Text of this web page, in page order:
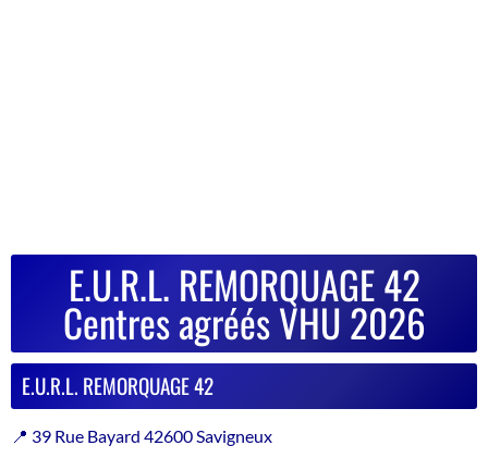
E.U.R.L. REMORQUAGE 42
Centres agréés VHU 2026
E.U.R.L. REMORQUAGE 42
📍 39 Rue Bayard 42600 Savigneux